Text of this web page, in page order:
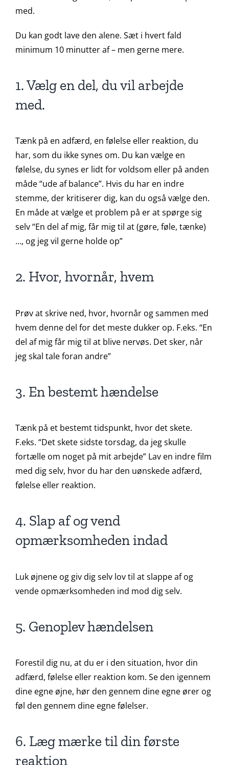
med.
Du kan godt lave den alene. Sæt i hvert fald
minimum 10 minutter af – men gerne mere.
1. Vælg en del, du vil arbejde
med.
Tænk på en adfærd, en følelse eller reaktion, du
har, som du ikke synes om. Du kan vælge en
følelse, du synes er lidt for voldsom eller på anden
måde “ude af balance”. Hvis du har en indre
stemme, der kritiserer dig, kan du også vælge den.
En måde at vælge et problem på er at spørge sig
selv “En del af mig, får mig til at (gøre, føle, tænke)
…, og jeg vil gerne holde op”
2. Hvor, hvornår, hvem
Prøv at skrive ned, hvor, hvornår og sammen med
hvem denne del for det meste dukker op. F.eks. “En
del af mig får mig til at blive nervøs. Det sker, når
jeg skal tale foran andre”
3. En bestemt hændelse
Tænk på et bestemt tidspunkt, hvor det skete.
F.eks. “Det skete sidste torsdag, da jeg skulle
fortælle om noget på mit arbejde” Lav en indre film
med dig selv, hvor du har den uønskede adfærd,
følelse eller reaktion.
4. Slap af og vend
opmærksomheden indad
Luk øjnene og giv dig selv lov til at slappe af og
vende opmærksomheden ind mod dig selv.
5. Genoplev hændelsen
Forestil dig nu, at du er i den situation, hvor din
adfærd, følelse eller reaktion kom. Se den igennem
dine egne øjne, hør den gennem dine egne ører og
føl den gennem dine egne følelser.
6. Læg mærke til din første
reaktion